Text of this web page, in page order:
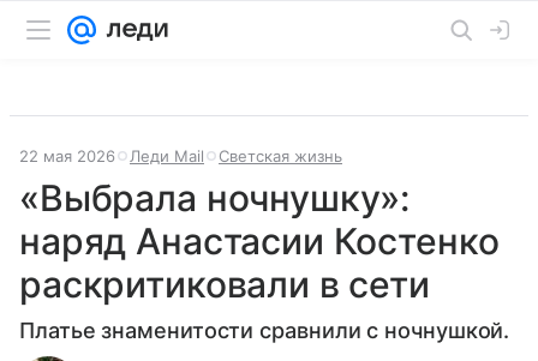
22 мая 2026 Леди Mail Светская жизнь
«Выбрала ночнушку»:
наряд Анастасии Костенко
раскритиковали в сети
Платье знаменитости сравнили с ночнушкой.